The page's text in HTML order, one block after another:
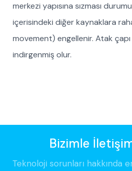
merkezi yapısına sızması
içerisindeki diğer kaynaklara
movement) engellenir. Atak
indirgenmiş olur.
Bizimle
Teknoloji sorunları hakkında